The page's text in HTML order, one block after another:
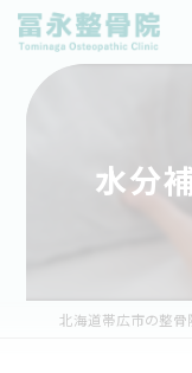
水分